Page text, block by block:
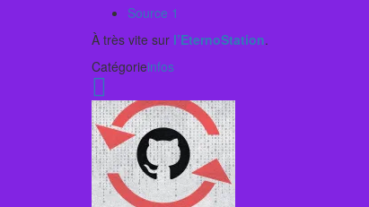
Source 1
À très vite sur l’EternoStation.
Catégorieinfos